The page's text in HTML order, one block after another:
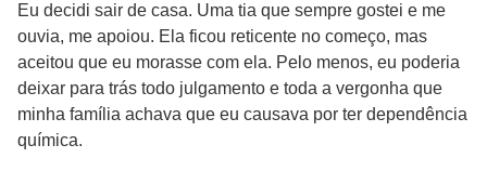
Eu decidi sair de casa. Uma tia que sempre gostei e me
ouvia, me apoiou. Ela ficou reticente no começo, mas
aceitou que eu morasse com ela. Pelo menos, eu poderia
deixar para trás todo julgamento e toda a vergonha que
minha família achava que eu causava por ter dependência
química.